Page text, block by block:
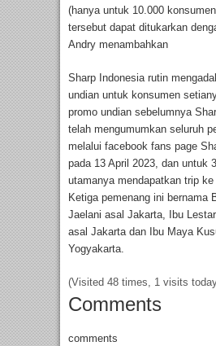
(hanya untuk 10.000
tersebut dapat ditukarkan
Andry menambahkan
Sharp Indonesia rutin
undian untuk konsumen
promo undian sebelumnya
telah mengumumkan seluruh
melalui facebook fans page
pada 13 April 2023, dan untuk
utamanya mendapatkan trip ke
Ketiga pemenang ini bernama
Jaelani asal Jakarta, Ibu
asal Jakarta dan Ibu Maya
Yogyakarta.
(Visited 48 times, 1 visits
Comments
comments